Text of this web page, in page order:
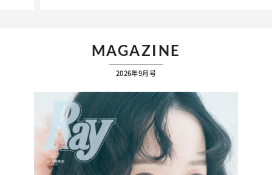
MAGAZINE
2026年9月号